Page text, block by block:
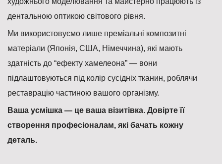
дентальною оптикою світового рівня.
Ми використовуємо лише преміальні композитні
матеріали (Японія, США, Німеччина), які мають
здатність до “ефекту хамелеона” — вони
підлаштовуються під колір сусідніх тканин, роблячи
реставрацію частиною вашого організму.
Ваша усмішка — це ваша візитівка. Довірте її
створення професіоналам, які бачать кожну
деталь.